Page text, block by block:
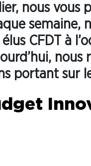
nous vous
semaine,
CFDT à
nous
portant sur